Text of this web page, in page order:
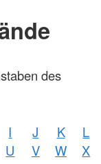
des
I J K
L
U V W
X